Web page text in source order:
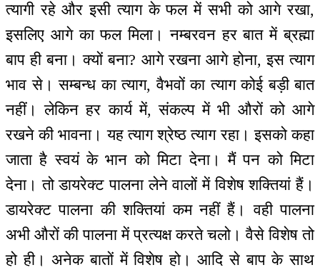
त्यागी रहे और इसी त्याग के फल में सभी को आगे रखा,
इसलिए आगे का फल मिला। नम्बरवन हर बात में ब्रह्मा
बाप ही बना। क्यों बना? आगे रखना आगे होना, इस त्याग
भाव से। सम्बन्ध का त्याग, वैभवों का त्याग कोई बड़ी बात
नहीं। लेकिन हर कार्य में, संकल्प में भी औरों को आगे
रखने की भावना। यह त्याग श्रेष्ठ त्याग रहा। इसको कहा
जाता है स्वयं के भान को मिटा देना। मैं पन को मिटा
देना। तो डायरेक्ट पालना लेने वालों में विशेष शक्तियां हैं।
डायरेक्ट पालना की शक्तियां कम नहीं हैं। वही पालना
अभी औरों की पालना में प्रत्यक्ष करते चलो। वैसे विशेष तो
हो ही। अनेक बातों में विशेष हो। आदि से बाप के साथ